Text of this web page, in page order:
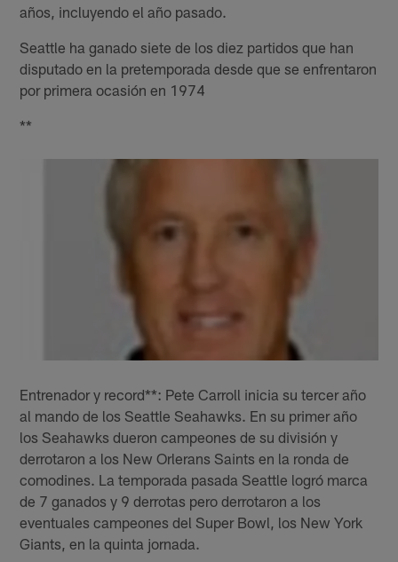
años, incluyendo el año pasado.
Seattle ha ganado siete de los diez partidos que han
disputado en la pretemporada desde que se enfrentaron
por primera ocasión en 1974
**
Entrenador y record**: Pete Carroll inicia su tercer año
al mando de los Seattle Seahawks. En su primer año
los Seahawks dueron campeones de su división y
derrotaron a los New Orlerans Saints en la ronda de
comodines. La temporada pasada Seattle logró marca
de 7 ganados y 9 derrotas pero derrotaron a los
eventuales campeones del Super Bowl, los New York
Giants, en la quinta jornada.